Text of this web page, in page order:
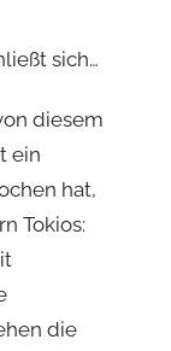
sich…
diesem
ein
hat,
Tokios:
die